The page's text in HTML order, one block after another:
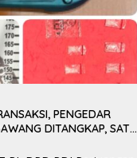
PENGEDAR
DITANGKAP, SATU